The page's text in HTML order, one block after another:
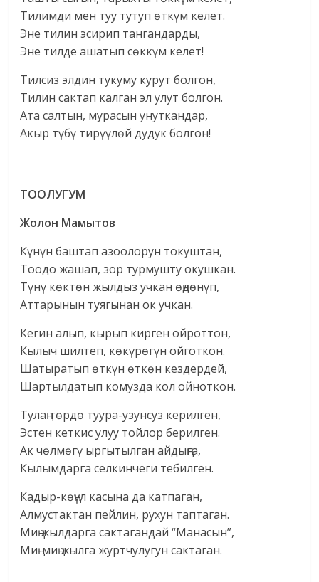
Тилимди мен туу тутуп өткүм келет.
Эне тилин эсирип тангандарды,
Эне тилде ашатып сөккүм келет!
Тилсиз элдин тукуму курут болгон,
Тилин сактап калган эл улут болгон.
Ата салтын, мурасын унуткандар,
Акыр түбү тирүүлөй дудук болгон!
ТООЛУГУМ
Жолон Мамытов
Күнүн баштап азоолорун токуштан,
Тоодо жашап, зор турмушту окушкан.
Түнү көктөн жылдыз учкан өңдөнүп,
Аттарынын туягынан ок учкан.
Кегин алып, кырып кирген ойроттон,
Кылыч шилтеп, көкүрөгүн ойготкон.
Шатыратып өткүн өткөн кездердей,
Шартылдатып комузда кол ойноткон.
Тулаң төрдө туура-узунсуз керилген,
Эстен кеткис улуу тойлор берилген.
Ак чөлмөгү ыргытылган айдыңга,
Кылымдарга селкинчеги тебилген.
Кадыр-көңүл касына да катпаган,
Алмустактан пейлин, рухун таптаган.
Миң жылдарга сактагандай “Манасын”,
Миң-миң жылга журтчулугун сактаган.